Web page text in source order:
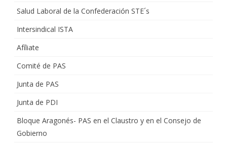
Salud Laboral de la Confederación STE´s
Intersindical ISTA
Afíliate
Comité de PAS
Junta de PAS
Junta de PDI
Bloque Aragonés- PAS en el Claustro y en el Consejo de
Gobierno